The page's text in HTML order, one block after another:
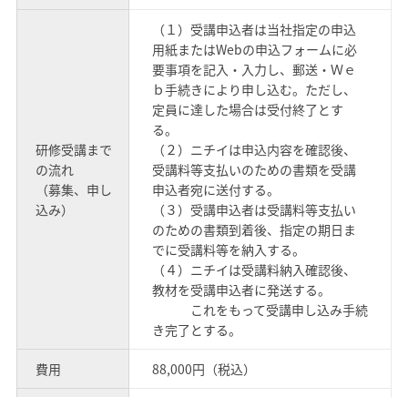
研修受講まで
の流れ
（募集、申し
込み）
（１）受講申込者は当社指定の申込
用紙またはWebの申込フォームに必
要事項を記入・入力し、郵送・Ｗｅ
ｂ手続きにより申し込む。ただし、
定員に達した場合は受付終了とす
る。
（２）ニチイは申込内容を確認後、
受講料等支払いのための書類を受講
申込者宛に送付する。
（３）受講申込者は受講料等支払い
のための書類到着後、指定の期日ま
でに受講料等を納入する。
（４）ニチイは受講料納入確認後、
教材を受講申込者に発送する。
これをもって受講申し込み手続
き完了とする。
費用 88,000円（税込）